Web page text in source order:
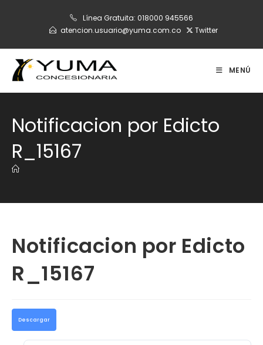
Línea Gratuita: 018000 945566
atencion.usuario@yuma.com.co
Twitter
MENÚ
Notificacion por Edicto
R_15167
Notificacion por Edicto
R_15167
Descargar